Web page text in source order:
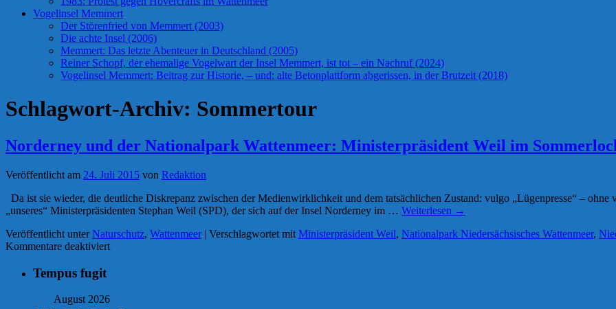
Vogelinsel Memmert
Der Störenfried von Memmert (2003)
Die achte Insel (2006)
Memmert: Das letzte Abenteuer in Deutschland (2005)
Reiner Schopf, der ehemalige Vogelwart der Insel Memmert, ist tot – ein Nachruf (2024)
Vogelinsel Memmert: Beitrag zur Historie, – und: alte Betonplattform abgerissen, in der Brutzeit (2018)
Schlagwort-Archiv: Sommertour
Norderney und der Nationalpark Wattenmeer: Ministerpräsident Weil im
Veröffentlicht am 24. Juli 2015 von Redaktion
Da ist sie wieder, die deutliche Diskrepanz zwischen der Medienwirklichkeit und dem tatsächlichen Zustand: vulgo „Lügenpresse“ –
„unseres“ Ministerpräsidenten Stephan Weil (SPD), der sich auf der Insel Norderney im … Weiterlesen →
Veröffentlicht unter Naturschutz, Wattenmeer | Verschlagwortet mit Ministerpräsident Weil, Nationalpark Niedersächsisches Wattenmeer,
Kommentare deaktiviertfür
Tempus fugit
August 2026